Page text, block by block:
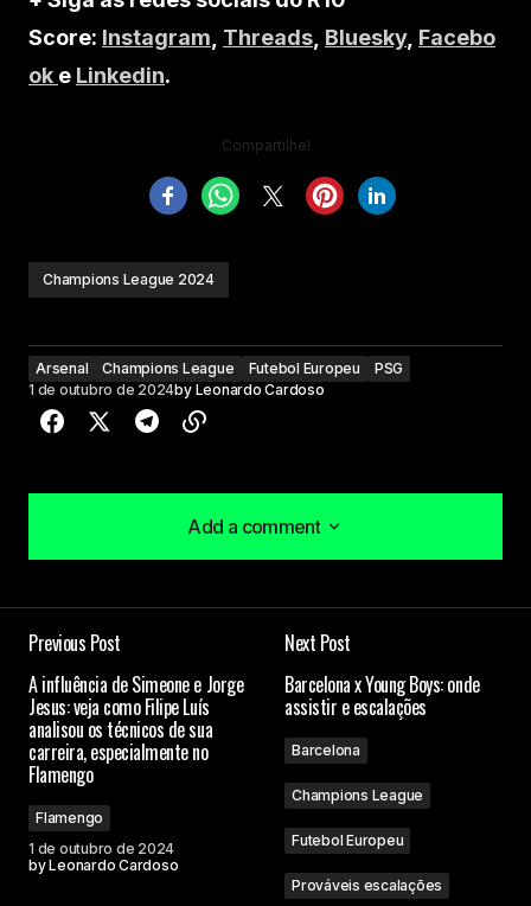
Score: Instagram Threads Bluesky, Facebo
ok e Linkedin.
Compartilhe!
Champions League 2024
Arsenal Champions League Futebol Europeu
PSG
1 de outubro de 2024by Leonardo Cardoso
Add a comment
Add a comment
Campos obrigatórios são marcados com*
Comment*
Previous Post
A influência de Simeone e Jorge
Jesus: veja como Filipe Luís
analisou os técnicos de sua
carreira, especialmente no
Flamengo
Flamengo
1 de outubro de 2024
byLeonardo Cardoso
Next Post
Barcelona x Young Boys: onde
assistir e escalações
Barcelona
Champions League
Futebol Europeu
Prováveis escalações